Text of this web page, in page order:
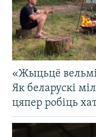
«Жыцьцё
Як беларускі
цяпер робіць